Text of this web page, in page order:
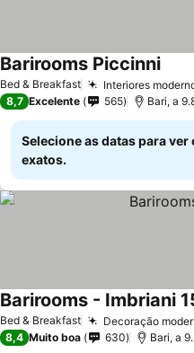
Bed & Breakfast Interiores
Barirooms Piccinni
8,7 Excelente 565 Bari, a
Selecione as datas para ver
exatos.
Bed & Breakfast Decoração
Barirooms - Imbriani
8,4 Muito boa 630 Bari, a